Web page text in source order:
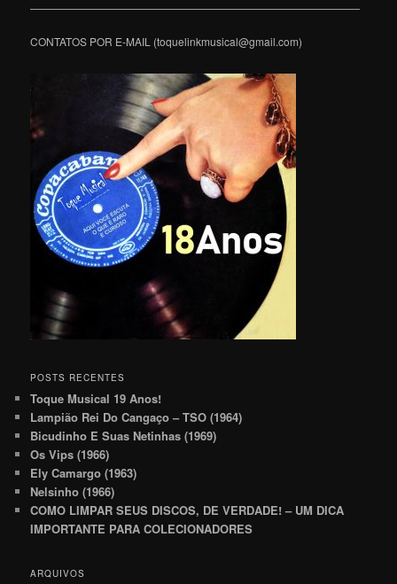
———————————————————————————————
CONTATOS POR E-MAIL (toquelinkmusical@gmail.com)
POSTS RECENTES
Toque Musical 19 Anos!
Lampião Rei Do Cangaço – TSO (1964)
Bicudinho E Suas Netinhas (1969)
Os Vips (1966)
Ely Camargo (1963)
Nelsinho (1966)
COMO LIMPAR SEUS DISCOS, DE VERDADE! – UM DICA
IMPORTANTE PARA COLECIONADORES
ARQUIVOS